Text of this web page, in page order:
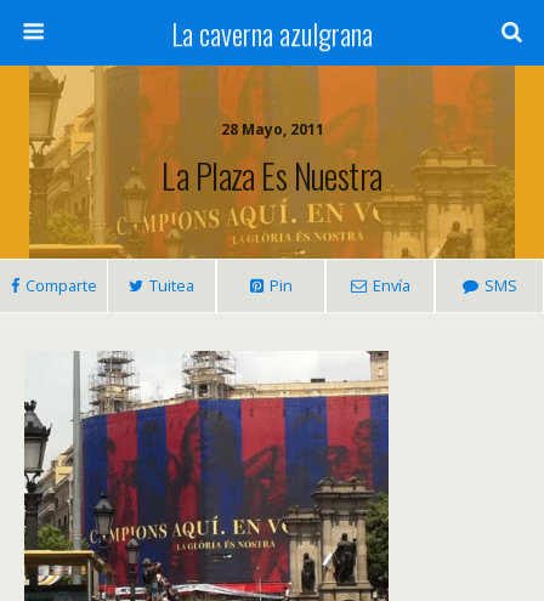
La caverna azulgrana
28 Mayo, 2011
La Plaza Es Nuestra
Comparte Tuitea Pin Envía SMS